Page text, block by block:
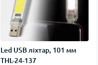
Led USB ліхтар, 101 мм
THL-24-137